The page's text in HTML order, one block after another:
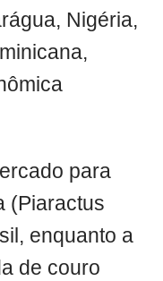
Nigéria,
para
(Piaractus
enquanto a
de couro